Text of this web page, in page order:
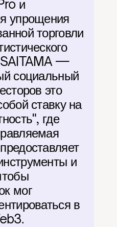
и
упрощения
торговли
SAITAMA —
социальный
это
ставку на
где
и
мог
в